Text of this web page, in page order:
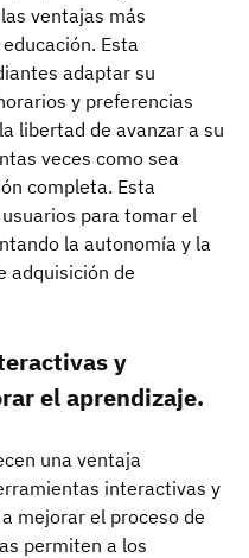
ventajas más
Esta
adaptar su
y preferencias
libertad de avanzar a su
veces como sea
completa. Esta
para tomar el
la autonomía y la
adquisición de
y
el aprendizaje.
una ventaja
interactivas y
mejorar el proceso de
permiten a los